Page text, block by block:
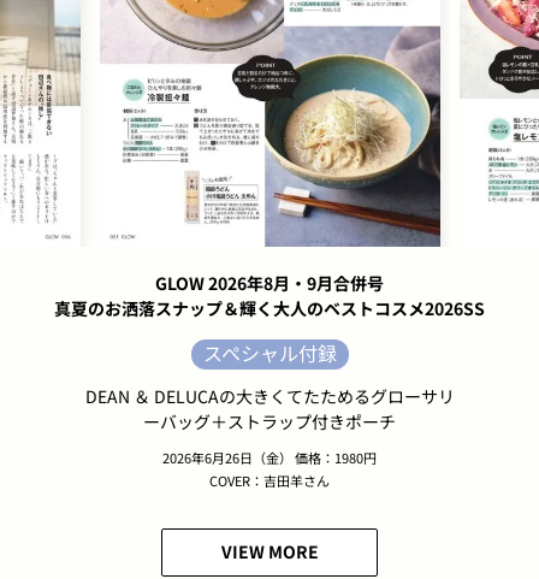
GLOW 2026年8月・9月合併号
真夏のお洒落スナップ＆輝く大人のベストコスメ2026SS
スペシャル付録
DEAN ＆ DELUCAの大きくてたためるグローサリ
ーバッグ＋ストラップ付きポーチ
2026年6月26日（金） 価格：1980円
COVER：吉田羊さん
VIEW MORE